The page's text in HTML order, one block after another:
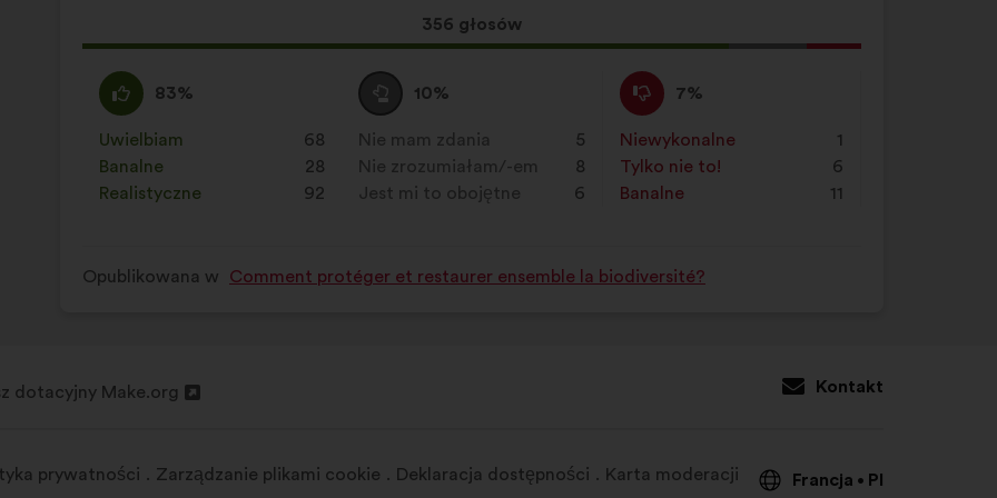
Ta
propozycja
356 głosów
następująco:
Zgadzam
się
:
83%
Ta
propozycja
została
zakwalifikowana
w
Uwielbiam
: 68
razy
Banalne
: 28
razy
Realistyczne
: 92
razy
Wstrzymuję
się
:
10%
Ta
propozycja
została
zakwalifikowana
w
Nie mam zdania
: 5
razy
Nie zrozumiałam/-em
: 8
razy
Jest mi to obojętne
: 6
razy
Nie
zgadzam
się
:
7%
Ta
propozycja
została
zakwalifikowana
w
Niewykonalne
: 1
razy
Tylko nie to!
: 6
razy
Banalne
: 11
razy
Opublikowana w Comment protéger et restaurer ensemble la biodiversité?
dotacyjny Make.org Kontakt
prywatności Zarządzanie plikami cookie Deklaracja dostępności Karta moderacji Francja • Pl